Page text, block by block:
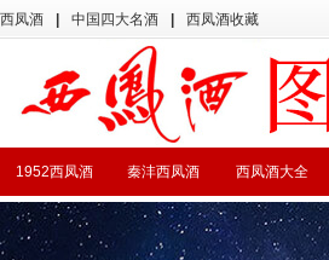
西凤酒 中国四大名酒 西凤酒收藏
西凤酒大全
秦沣西凤酒
1952西凤酒